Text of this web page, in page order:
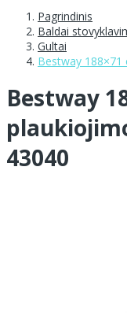
Pagrindinis
Baldai
Gultai
Bestway 188×71
Bestway
43040